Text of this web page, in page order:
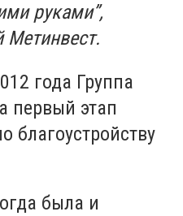
руками”,
Метинвест.
года Группа
первый этап
благоустройству
была и